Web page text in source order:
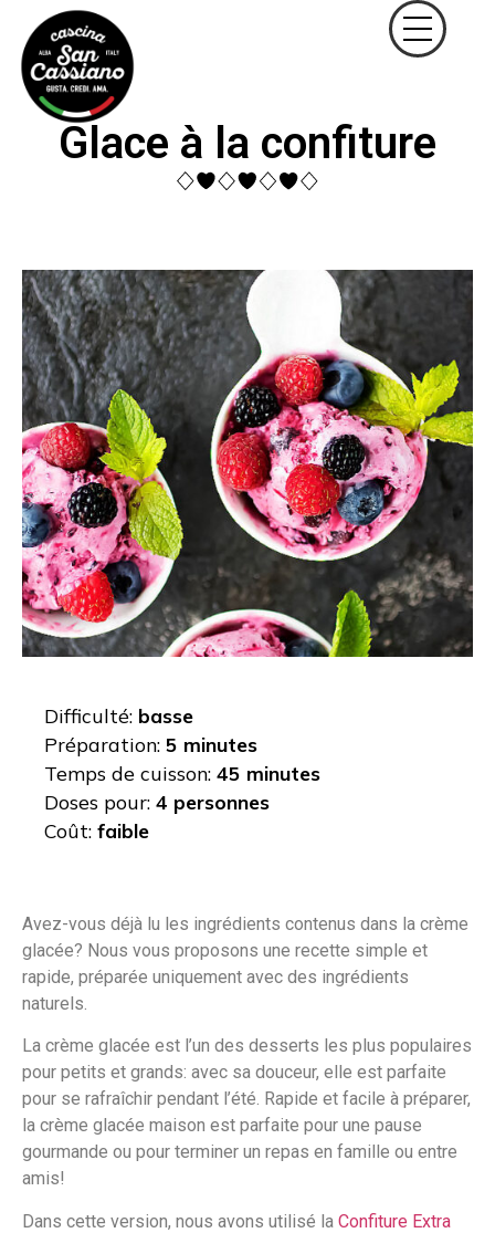
Glace à la confiture
Difficulté: basse
Préparation: 5 minutes
Temps de cuisson: 45 minutes
Doses pour: 4 personnes
Coût: faible
Avez-vous déjà lu les ingrédients contenus dans la crème
glacée? Nous vous proposons une recette simple et
rapide, préparée uniquement avec des ingrédients
naturels.
La crème glacée est l’un des desserts les plus populaires
pour petits et grands: avec sa douceur, elle est parfaite
pour se rafraîchir pendant l’été. Rapide et facile à préparer,
la crème glacée maison est parfaite pour une pause
gourmande ou pour terminer un repas en famille ou entre
amis!
Dans cette version, nous avons utilisé la Confiture Extra